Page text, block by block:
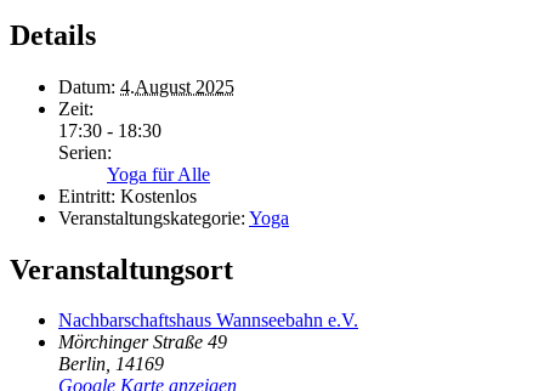
Details
Datum: 4.August 2025
Zeit:
17:30 - 18:30
Serien:
Yoga für Alle
Eintritt: Kostenlos
Veranstaltungskategorie: Yoga
Veranstaltungsort
Nachbarschaftshaus Wannseebahn e.V.
Mörchinger Straße 49
Berlin, 14169
Google Karte anzeigen